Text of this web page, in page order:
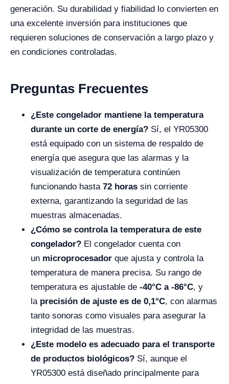
generación. Su durabilidad y fiabilidad lo convierten en
una excelente inversión para instituciones que
requieren soluciones de conservación a largo plazo y
en condiciones controladas.
Preguntas Frecuentes
¿Este congelador mantiene la temperatura
durante un corte de energía? Sí, el YR05300
está equipado con un sistema de respaldo de
energía que asegura que las alarmas y la
visualización de temperatura continúen
funcionando hasta 72 horas sin corriente
externa, garantizando la seguridad de las
muestras almacenadas.
¿Cómo se controla la temperatura de este
congelador? El congelador cuenta con
un microprocesador que ajusta y controla la
temperatura de manera precisa. Su rango de
temperatura es ajustable de -40°C a -86°C, y
la precisión de ajuste es de 0,1°C, con alarmas
tanto sonoras como visuales para asegurar la
integridad de las muestras.
¿Este modelo es adecuado para el transporte
de productos biológicos? Sí, aunque el
YR05300 está diseñado principalmente para